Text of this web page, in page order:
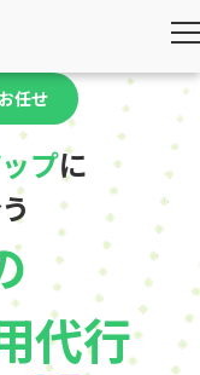
お任せ
プに
代行